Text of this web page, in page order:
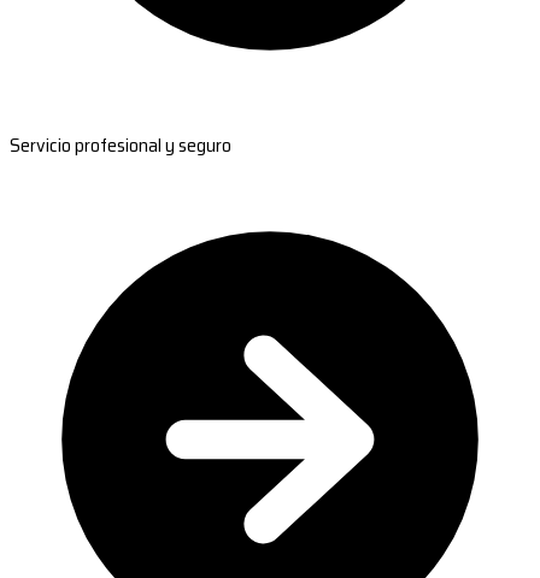
Servicio profesional y seguro